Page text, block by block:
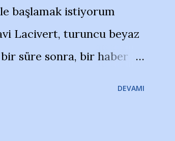
başlamak istiyorum
Lacivert, turuncu beyaz
bir süre sonra, bir haber
DEVAMI